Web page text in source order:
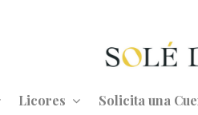
Licores Solicita una